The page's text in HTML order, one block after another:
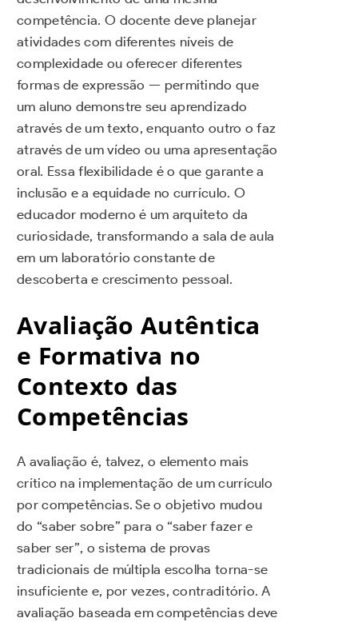
competência. O docente deve planejar
atividades com diferentes níveis de
complexidade ou oferecer diferentes
formas de expressão — permitindo que
um aluno demonstre seu aprendizado
através de um texto, enquanto outro o faz
através de um vídeo ou uma apresentação
oral. Essa flexibilidade é o que garante a
inclusão e a equidade no currículo. O
educador moderno é um arquiteto da
curiosidade, transformando a sala de aula
em um laboratório constante de
descoberta e crescimento pessoal.
Avaliação Autêntica
e Formativa no
Contexto das
Competências
A avaliação é, talvez, o elemento mais
crítico na implementação de um currículo
por competências. Se o objetivo mudou
do “saber sobre” para o “saber fazer e
saber ser”, o sistema de provas
tradicionais de múltipla escolha torna-se
insuficiente e, por vezes, contraditório. A
avaliação baseada em competências deve